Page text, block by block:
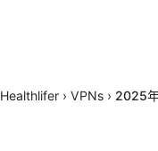
Healthlifer › VPNs › 2025